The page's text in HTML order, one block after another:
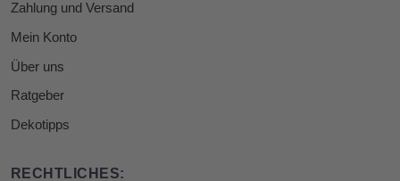
Zahlung und Versand
Mein Konto
Über uns
Ratgeber
Dekotipps
RECHTLICHES: